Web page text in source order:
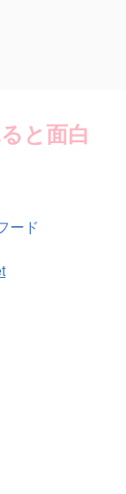
と面白
ード